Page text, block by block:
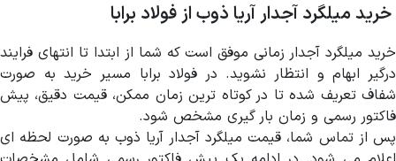
خرید میلگرد آجدارآریا ذوب از فولاد برابا
خرید میلگرد آجدار زمانی موفق است که شما از ابتدا تا انتهای فرایند
درگیر ابهام و انتظار نشوید. در فولاد برابا مسیر خرید به صورت
شفاف تعریف شده تا در کوتاه ترین زمان ممکن، قیمت دقیق، پیش
فاکتور رسمی و زمان بار گیری مشخص شود.
پس از تماس شما، قیمت میلگرد آجدار آریا ذوب به صورت لحظه ای